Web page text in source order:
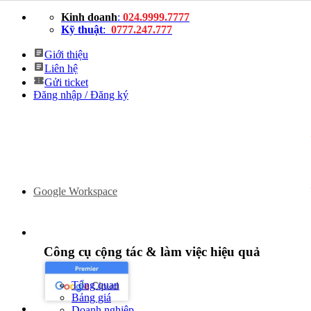
dung
Kinh doanh: 024.9999.7777
Kỹ thuật: 0777.247.777
Giới thiệu
Liên hệ
Gửi ticket
Đăng nhập / Đăng ký
Google Workspace
Công cụ cộng tác & làm việc hiệu quả
Tổng quan
Bảng giá